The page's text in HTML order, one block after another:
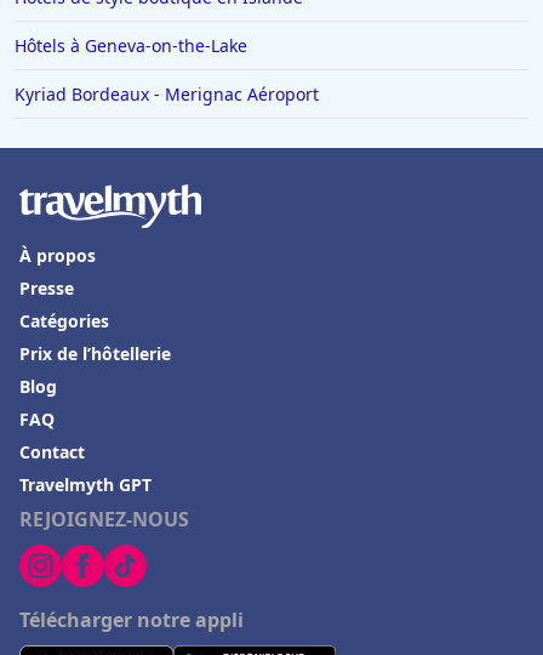
Hôtels à Geneva-on-the-Lake
Kyriad Bordeaux - Merignac Aéroport
REJOIGNEZ-NOUS
Télécharger notre appli
À propos
Presse
Catégories
Prix de l’hôtellerie
Blog
FAQ
Contact
Travelmyth GPT